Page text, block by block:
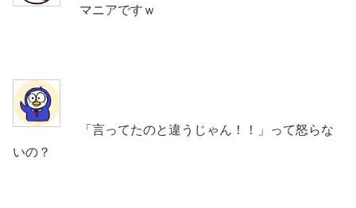
マニアですｗ
「言ってたのと違うじゃん！！」って怒らな
いの？